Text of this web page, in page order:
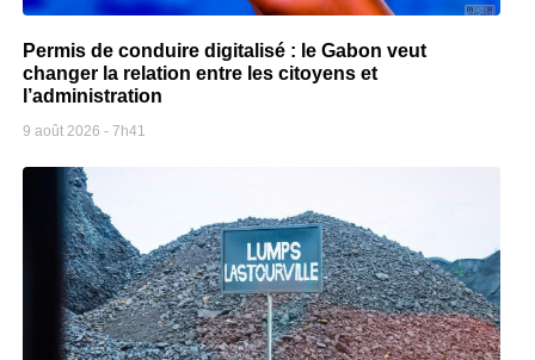
Permis de conduire digitalisé : le Gabon veut
changer la relation entre les citoyens et
l’administration
9 août 2026 7h41